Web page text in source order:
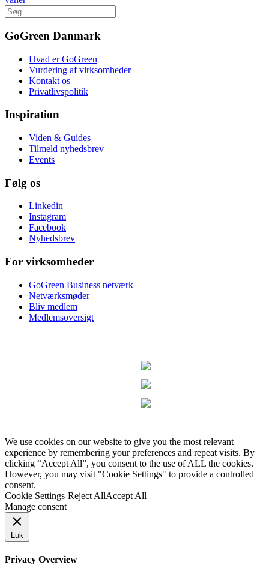
GoGreen Danmark
Hvad er GoGreen
Vurdering af virksomheder
Kontakt os
Privatlivspolitik
Inspiration
Viden & Guides
Tilmeld nyhedsbrev
Events
Følg os
Linkedin
Instagram
Facebook
Nyhedsbrev
For virksomheder
GoGreen Business netværk
Netværksmøder
Bliv medlem
Medlemsoversigt
We use cookies on our website to give you the most relevant
experience by remembering your preferences and repeat visits. By
clicking “Accept All”, you consent to the use of ALL the cookies.
However, you may visit "Cookie Settings" to provide a controlled
consent.
Cookie Settings Reject AllAccept All
Manage consent
Luk
Privacy Overview